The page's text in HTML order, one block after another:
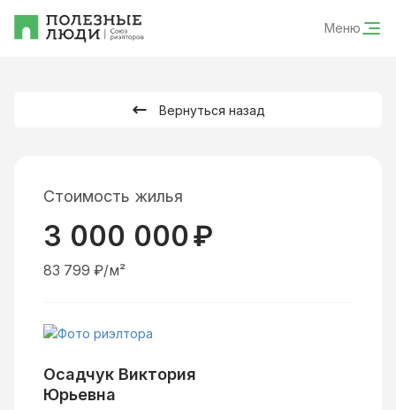
Меню
Вернуться назад
Стоимость жилья
3 000 000₽
83 799 ₽/м²
Осадчук Виктория
Юрьевна